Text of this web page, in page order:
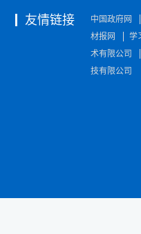
友情链接 中国政府网
材报网
学
术有限公司
技有限公司